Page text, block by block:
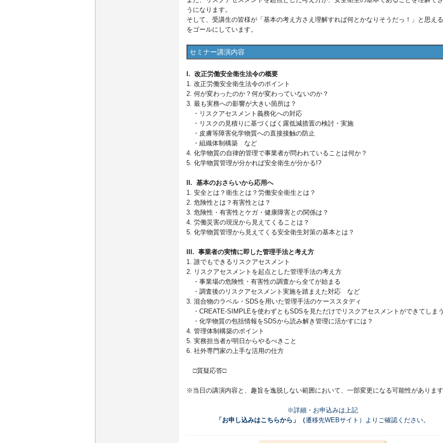
うになります。
そして、受講生の皆様が「基本の考え方さえ理解すれば何とかなりそうだっ！」と思え
をゴールにしています。
セミナー講演内容
I. 改正労働安全衛生法令の概要
1. 改正労働安全衛生法令のポイント
2. 何が変わったのか？何が変わっていないのか？
3. 最も実務への影響が大きい箇所は？
・リスクアセスメント義務化への対応
・リスクの見積りに基づくばく露低減措置の検討・実施
・皮膚等障害化学物質への直接接触の防止
・組織体制構築 など
4. 化学物質の自律的管理で事業者が問われていることは何か？
5. 化学物質管理が分かれば安全衛生が分かる!?
II. 基本のおさらいから応用へ
1. 安全とは？衛生とは？労働安全衛生とは？
2. 危険性とは？有害性とは？
3. 危険性・有害性とケガ・健康障害との関係は？
4. 労働災害の現況から見えてくることは？
5. 化学物質管理から見えてくる安全衛生対策の基本とは？
III. 事業者の実情に即した管理手法と考え方
1. 誰でもできるリスクアセスメント
2. リスクアセスメントを起点とした管理手法の考え方
・事業場の危険性・有害性の調査から全てが始まる
・調査後のリスクアセスメント実施を踏まえた対応 など
3. 混合物のラベル・SDSを用いた管理手法のケーススタディ
・CREATE-SIMPLEを使わずともSDSを見ただけでリスクアセスメントができてしま
・化学物質の包括情報をSDSから読み解き管理に活かすには？
4. 管理体制構築のポイント
5. 実務担当者が明日からやるべきこと
6. 社外専門家の上手な活用の仕方
□質疑応答□
※当日の講演内容と、趣旨を逸脱しない範囲において、一部変更になる可能性がありま
※詳細・お申込みは上記
「お申し込みはこちらから」（遷移先WEBサイト）よりご確認ください。